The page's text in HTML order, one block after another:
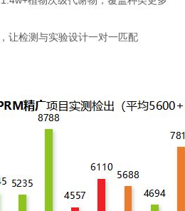
让检测与实验设计一对一匹配